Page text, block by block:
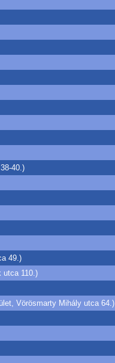
40.)
49.)
utca 110.)
Vörösmarty Mihály utca 64.)